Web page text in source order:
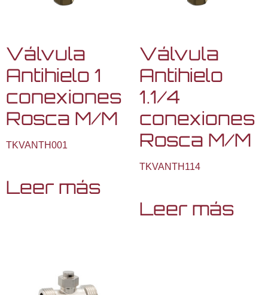
Válvula
Antihielo 1
conexiones
Rosca M/M
TKVANTH001
Leer más
Válvula
Antihielo
1.1/4
conexiones
Rosca M/M
TKVANTH114
Leer más